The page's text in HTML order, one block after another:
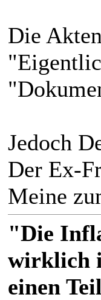
Die
Jedoch
Der Ex-
Meine
"Die
wirklich
einen